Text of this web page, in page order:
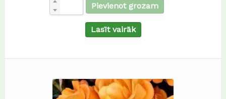
Pievienot grozam
Lasīt vairāk